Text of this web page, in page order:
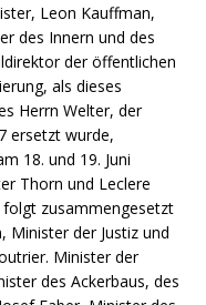
Leon Kauffman,
des Innern und des
der öffentlichen
als dieses
Herrn Welter, der
ersetzt wurde,
18. und 19. Juni
Thorn und Leclere
zusammengesetzt
Minister der Justiz und
Minister der
des Ackerbaus, des